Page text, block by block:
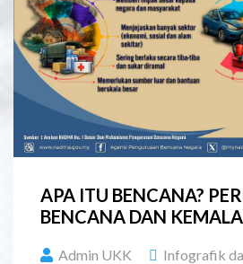
APA ITU BENCANA?
BENCANA DAN
Admin UKK
Infografik